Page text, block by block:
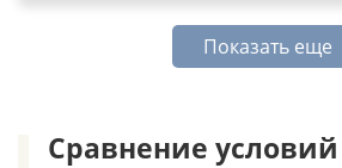
Показать еще
Сравнение условий